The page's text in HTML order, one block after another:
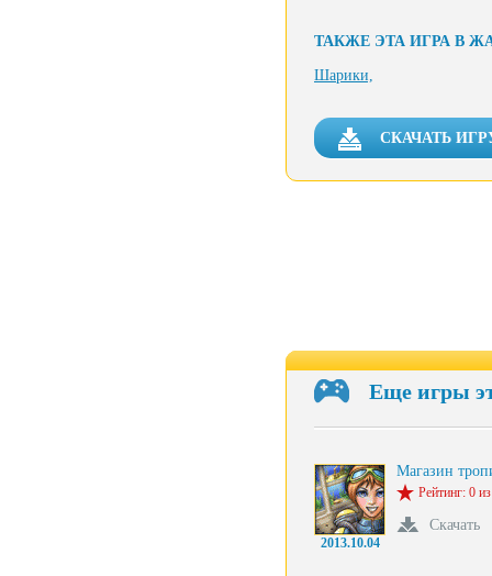
ТАКЖЕ ЭТА ИГРА В
Шарики,
СКАЧАТЬ
Еще игры
2013.10.04
Магазин
Рейтинг: 0
Скачать